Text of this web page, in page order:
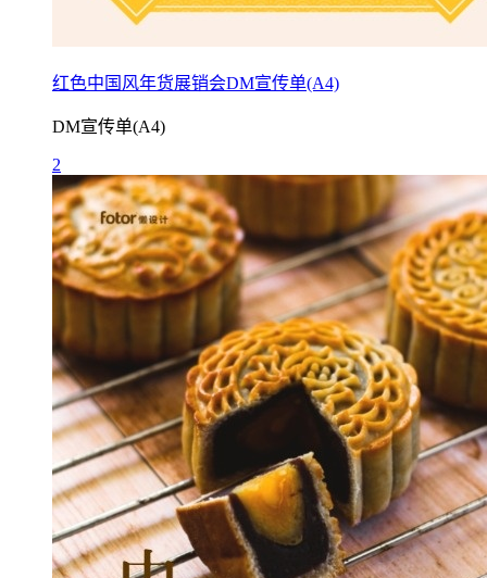
红色中国风年货展销会DM宣传单(A4)
DM宣传单(A4)
2